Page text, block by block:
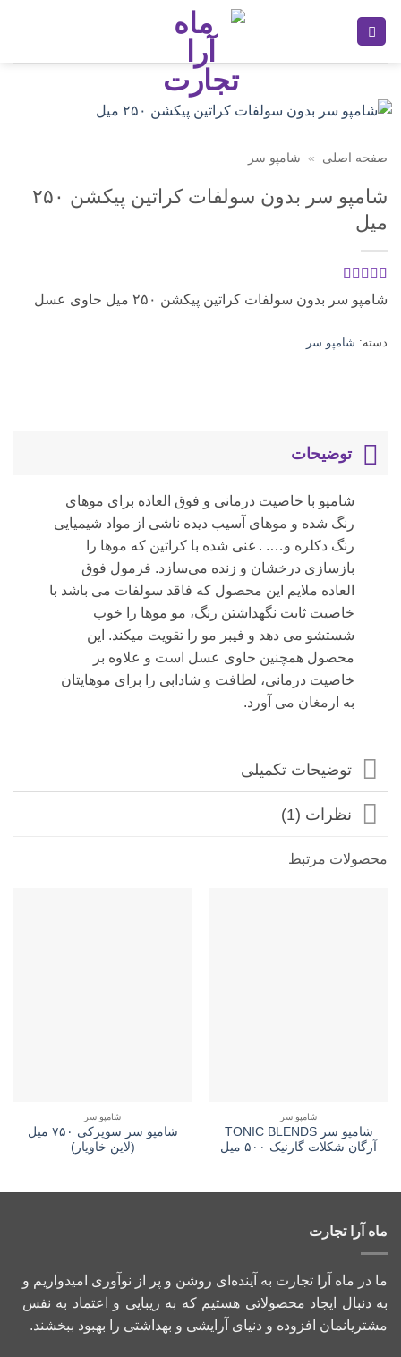
صفحه اصلی » شامپو سر
شامپو سر بدون سولفات کراتین پیکشن ۲۵۰
میل
امتیازدهی
از 5 در
1
مشتری
شامپو سر بدون سولفات کراتین پیکشن ۲۵۰ میل حاوی عسل
دسته: شامپو سر
توضیحات
شامپو با خاصیت درمانی و فوق العاده برای موهای
رنگ شده و موهای آسیب دیده ناشی از مواد شیمیایی
رنگ دکلره و…. . غنی شده با کراتین که موها را
بازسازی درخشان و زنده می‌سازد. فرمول فوق
العاده ملایم این محصول که فاقد سولفات می باشد با
خاصیت ثابت نگهداشتن رنگ، مو موها را خوب
شستشو می دهد و فیبر مو را تقویت میکند. این
محصول همچنین حاوی عسل است و علاوه بر
خاصیت درمانی، لطافت و شادابی را برای موهایتان
به ارمغان می آورد.
توضیحات تکمیلی
نظرات (1)
محصولات مرتبط
شامپو سر
شامپو سر TONIC BLENDS
آرگان شکلات گارنیک ۵۰۰ میل
شامپو سر
شامپو سر سوپرکی ۷۵۰ میل
(لاین خاویار)
ماه آرا تجارت
ما در ماه آرا تجارت به آینده‌ای روشن و پر از نوآوری امیدواریم و
به دنبال ایجاد محصولاتی هستیم که به زیبایی و اعتماد به نفس
مشتریانمان افزوده و دنیای آرایشی و بهداشتی را بهبود ببخشند.